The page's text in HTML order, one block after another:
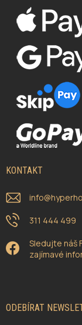
KONTAKT
info@
311 444 499
Sledujte náš
zajímavé
ODEBÍRAT